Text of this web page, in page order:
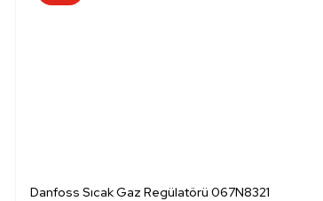
Danfoss Sıcak Gaz Regülatörü 067N8321